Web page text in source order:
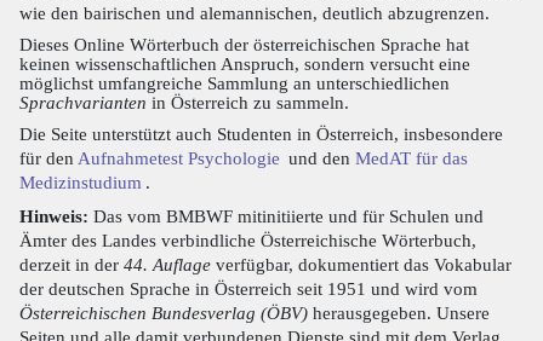
wie den bairischen und alemannischen, deutlich abzugrenzen.
Dieses Online Wörterbuch der österreichischen Sprache hat
keinen wissenschaftlichen Anspruch, sondern versucht eine
möglichst umfangreiche Sammlung an unterschiedlichen
Sprachvarianten in Österreich zu sammeln.
Die Seite unterstützt auch Studenten in Österreich, insbesondere
für den Aufnahmetest Psychologie und den MedAT für das
Medizinstudium .
Hinweis: Das vom BMBWF mitinitiierte und für Schulen und
Ämter des Landes verbindliche Österreichische Wörterbuch,
derzeit in der 44. Auflage verfügbar, dokumentiert das Vokabular
der deutschen Sprache in Österreich seit 1951 und wird vom
Österreichischen Bundesverlag (ÖBV) herausgegeben. Unsere
Seiten und alle damit verbundenen Dienste sind mit dem Verlag